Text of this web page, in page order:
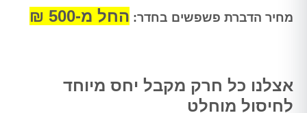
מחיר הדברת פשפשים בחדר: החל מ-500 ₪
אצלנו כל חרק מקבל יחס מיוחד
לחיסול מוחלט